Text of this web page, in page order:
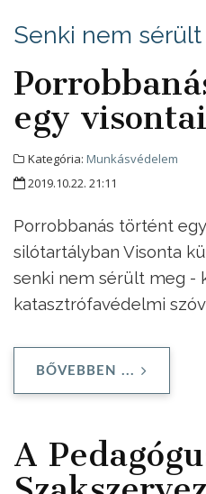
Senki nem
egy
Kategória: Munkásvédelem
2019.10.22. 21:11
Porrobbanás történt
silótartályban Visonta
senki nem sérült meg -
katasztrófavédelmi
BŐVEBBEN ...
A